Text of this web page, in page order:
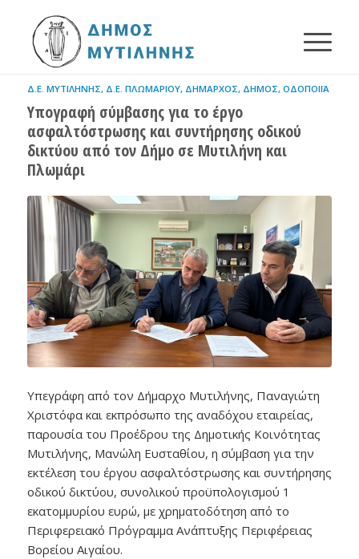
Δ.Ε. ΜΥΤΙΛΉΝΗΣ, Δ.Ε. ΠΛΩΜΑΡΊΟΥ, ΔΉΜΑΡΧΟΣ, ΔΉΜΟΣ, ΟΔΟΠΟΙΪ́Α
Υπογραφή σύμβασης για το έργο
ασφαλτόστρωσης και συντήρησης οδικού
δικτύου από τον Δήμο σε Μυτιλήνη και
Πλωμάρι
Υπεγράφη από τον Δήμαρχο Μυτιλήνης, Παναγιώτη
Χριστόφα και εκπρόσωπο της αναδόχου εταιρείας,
παρουσία του Προέδρου της Δημοτικής Κοινότητας
Μυτιλήνης, Μανώλη Ευσταθίου, η σύμβαση για την
εκτέλεση του έργου ασφαλτόστρωσης και συντήρησης
οδικού δικτύου, συνολικού προϋπολογισμού 1
εκατομμυρίου ευρώ, με χρηματοδότηση από το
Περιφερειακό Πρόγραμμα Ανάπτυξης Περιφέρειας
Βορείου Αιγαίου.